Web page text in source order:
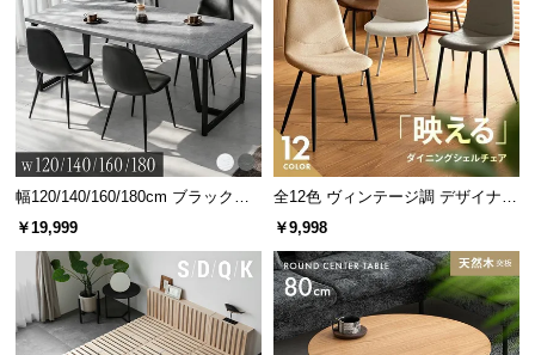
約16.2円 約4.7円
1kWh26円として、1日あたり8時間/30日間使った
場合で計算しています。
円以上の節約！
幅120/140/160/180cm ブラックフ
レーム ダイニング 大理石調 4人掛
￥19,999
全12色 ヴィンテージ調 デザイナー
ズシェルチェア
￥9,998